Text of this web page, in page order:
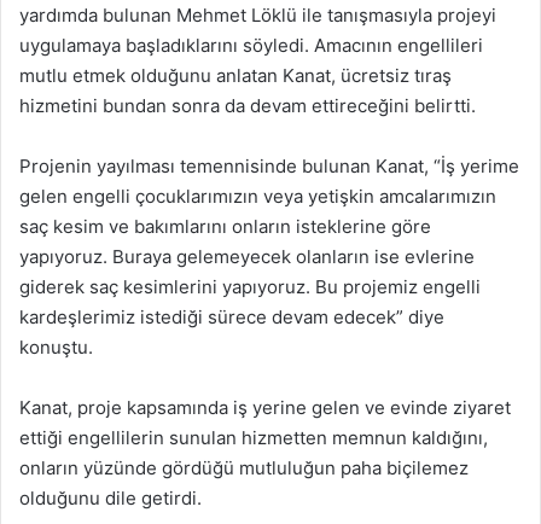
yardımda bulunan Mehmet Löklü ile tanışmasıyla projeyi
uygulamaya başladıklarını söyledi. Amacının engellileri
mutlu etmek olduğunu anlatan Kanat, ücretsiz tıraş
hizmetini bundan sonra da devam ettireceğini belirtti.
Projenin yayılması temennisinde bulunan Kanat, “İş yerime
gelen engelli çocuklarımızın veya yetişkin amcalarımızın
saç kesim ve bakımlarını onların isteklerine göre
yapıyoruz. Buraya gelemeyecek olanların ise evlerine
giderek saç kesimlerini yapıyoruz. Bu projemiz engelli
kardeşlerimiz istediği sürece devam edecek” diye
konuştu.
Kanat, proje kapsamında iş yerine gelen ve evinde ziyaret
ettiği engellilerin sunulan hizmetten memnun kaldığını,
onların yüzünde gördüğü mutluluğun paha biçilemez
olduğunu dile getirdi.